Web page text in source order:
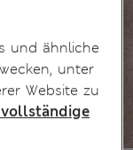
und ähnliche
unter
Website zu
vollständige